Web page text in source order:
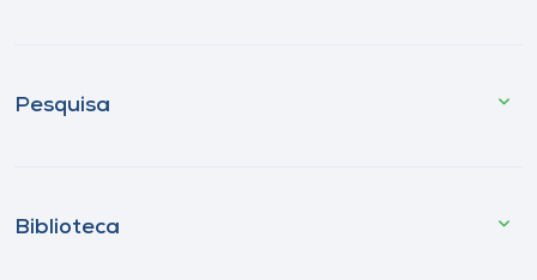
Pesquisa
Biblioteca